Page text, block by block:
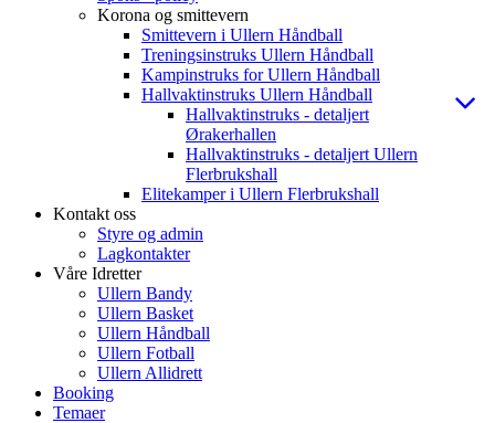
Korona og smittevern
Smittevern i Ullern Håndball
Treningsinstruks Ullern Håndball
Kampinstruks for Ullern Håndball
Hallvaktinstruks Ullern Håndball
Hallvaktinstruks - detaljert
Ørakerhallen
Hallvaktinstruks - detaljert Ullern
Flerbrukshall
Elitekamper i Ullern Flerbrukshall
Kontakt oss
Styre og admin
Lagkontakter
Våre Idretter
Ullern Bandy
Ullern Basket
Ullern Håndball
Ullern Fotball
Ullern Allidrett
Booking
Temaer